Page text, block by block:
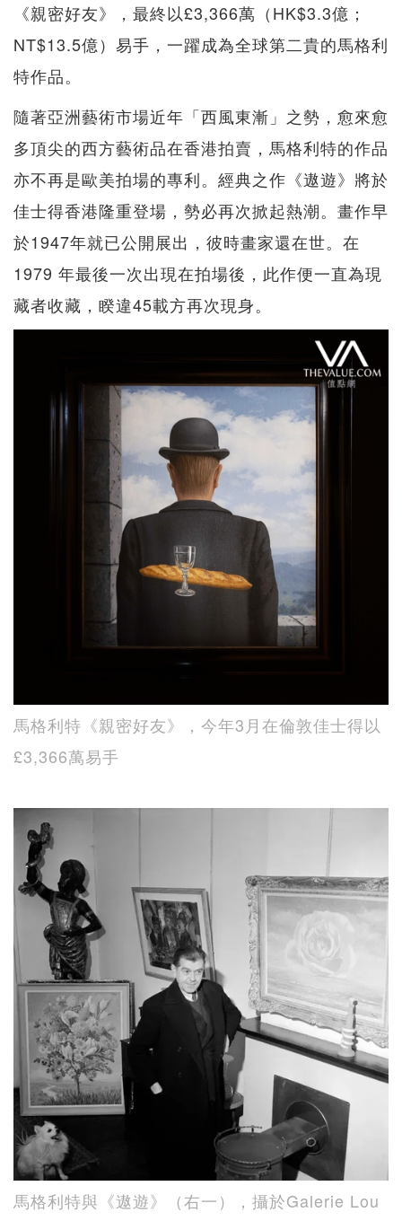
《親密好友》，最終以£3,366萬（HK$3.3億；
NT$13.5億）易手，一躍成為全球第二貴的馬格利
特作品。
隨著亞洲藝術市場近年「西風東漸」之勢，愈來愈
多頂尖的西方藝術品在香港拍賣，馬格利特的作品
亦不再是歐美拍場的專利。經典之作《遨遊》將於
佳士得香港隆重登場，勢必再次掀起熱潮。畫作早
於1947年就已公開展出，彼時畫家還在世。在
1979 年最後一次出現在拍場後，此作便一直為現
藏者收藏，睽違45載方再次現身。
馬格利特《親密好友》，今年3月在倫敦佳士得以
£3,366萬易手
馬格利特與《遨遊》（右一），攝於Galerie Lou